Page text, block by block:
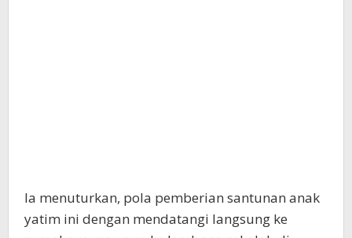
Ia menuturkan, pola pemberian santunan anak
yatim ini dengan mendatangi langsung ke